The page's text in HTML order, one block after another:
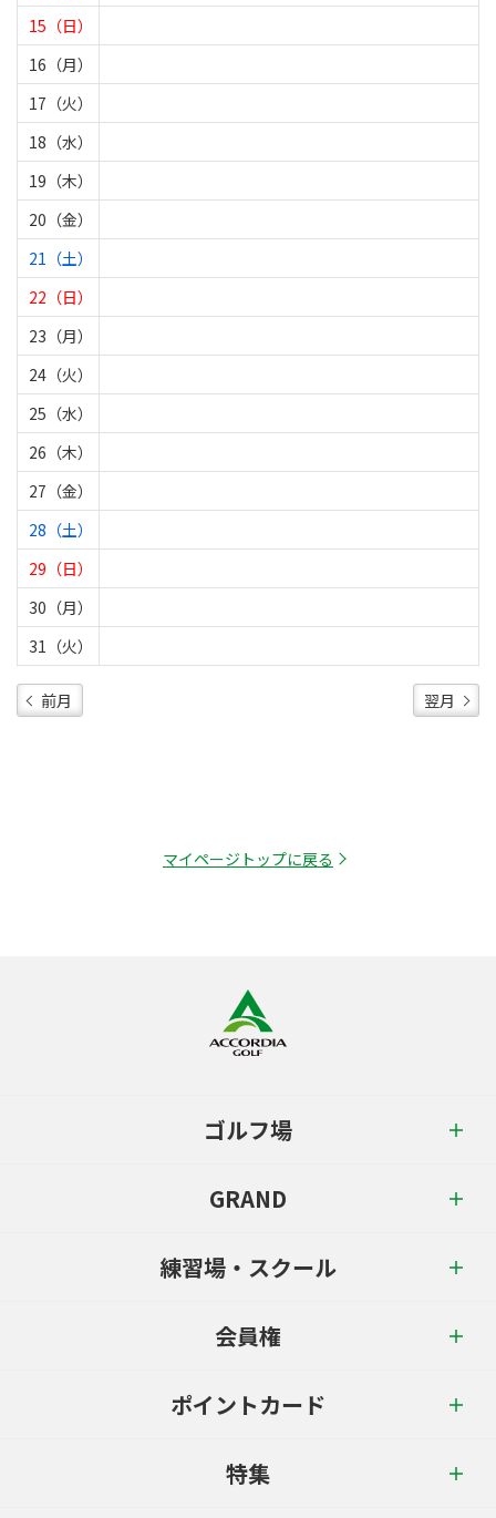
15（日）
16（月）
17（火）
18（水）
19（木）
20（金）
21（土）
22（日）
23（月）
24（火）
25（水）
26（木）
27（金）
28（土）
29（日）
30（月）
31（火）
前月 翌月
マイページトップに戻る
ゴルフ場
GRAND
練習場・スクール
会員権
ポイントカード
特集